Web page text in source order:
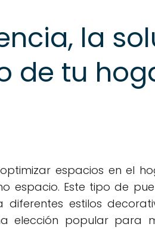
la
de tu
espacios en el
espacio. Este tipo de
estilos
elección popular para